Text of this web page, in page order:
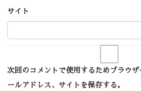
サイト
次回のコメントで使用するためブラウ
ールアドレス、サイトを保存する。